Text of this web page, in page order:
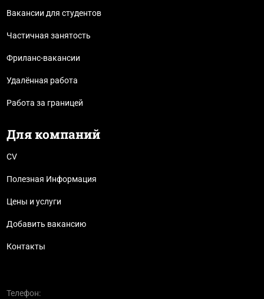
Вакансии для студентов
Частичная занятость
Фриланс-вакансии
Удалённая работа
Работа за границей
Для компаний
CV
Полезная Информация
Цены и услуги
Добавить вакансию
Контакты
Телефон: